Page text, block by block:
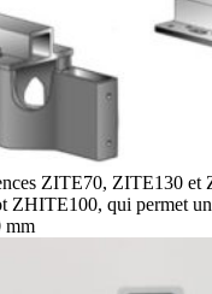
ZITE70, ZITE130
ZHITE100, qui permet
mm